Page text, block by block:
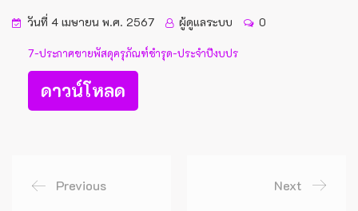
วันที่ 4 เมษายน พ.ศ. 2567 ผู้ดูแลระบบ 0
7-ประกาศขายพัสดุครุภัณฑ์ชำรุด-ประจำปีงบปร
ดาวน์โหลด
Previous Next